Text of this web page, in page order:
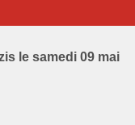
le samedi 09 mai